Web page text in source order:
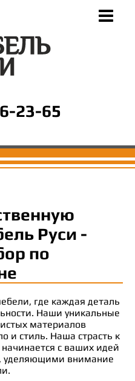
23-65
Руси -
по
где каждая деталь
Наши уникальные
материалов
и стиль. Наша страсть к
с ваших идей
уделяющими внимание